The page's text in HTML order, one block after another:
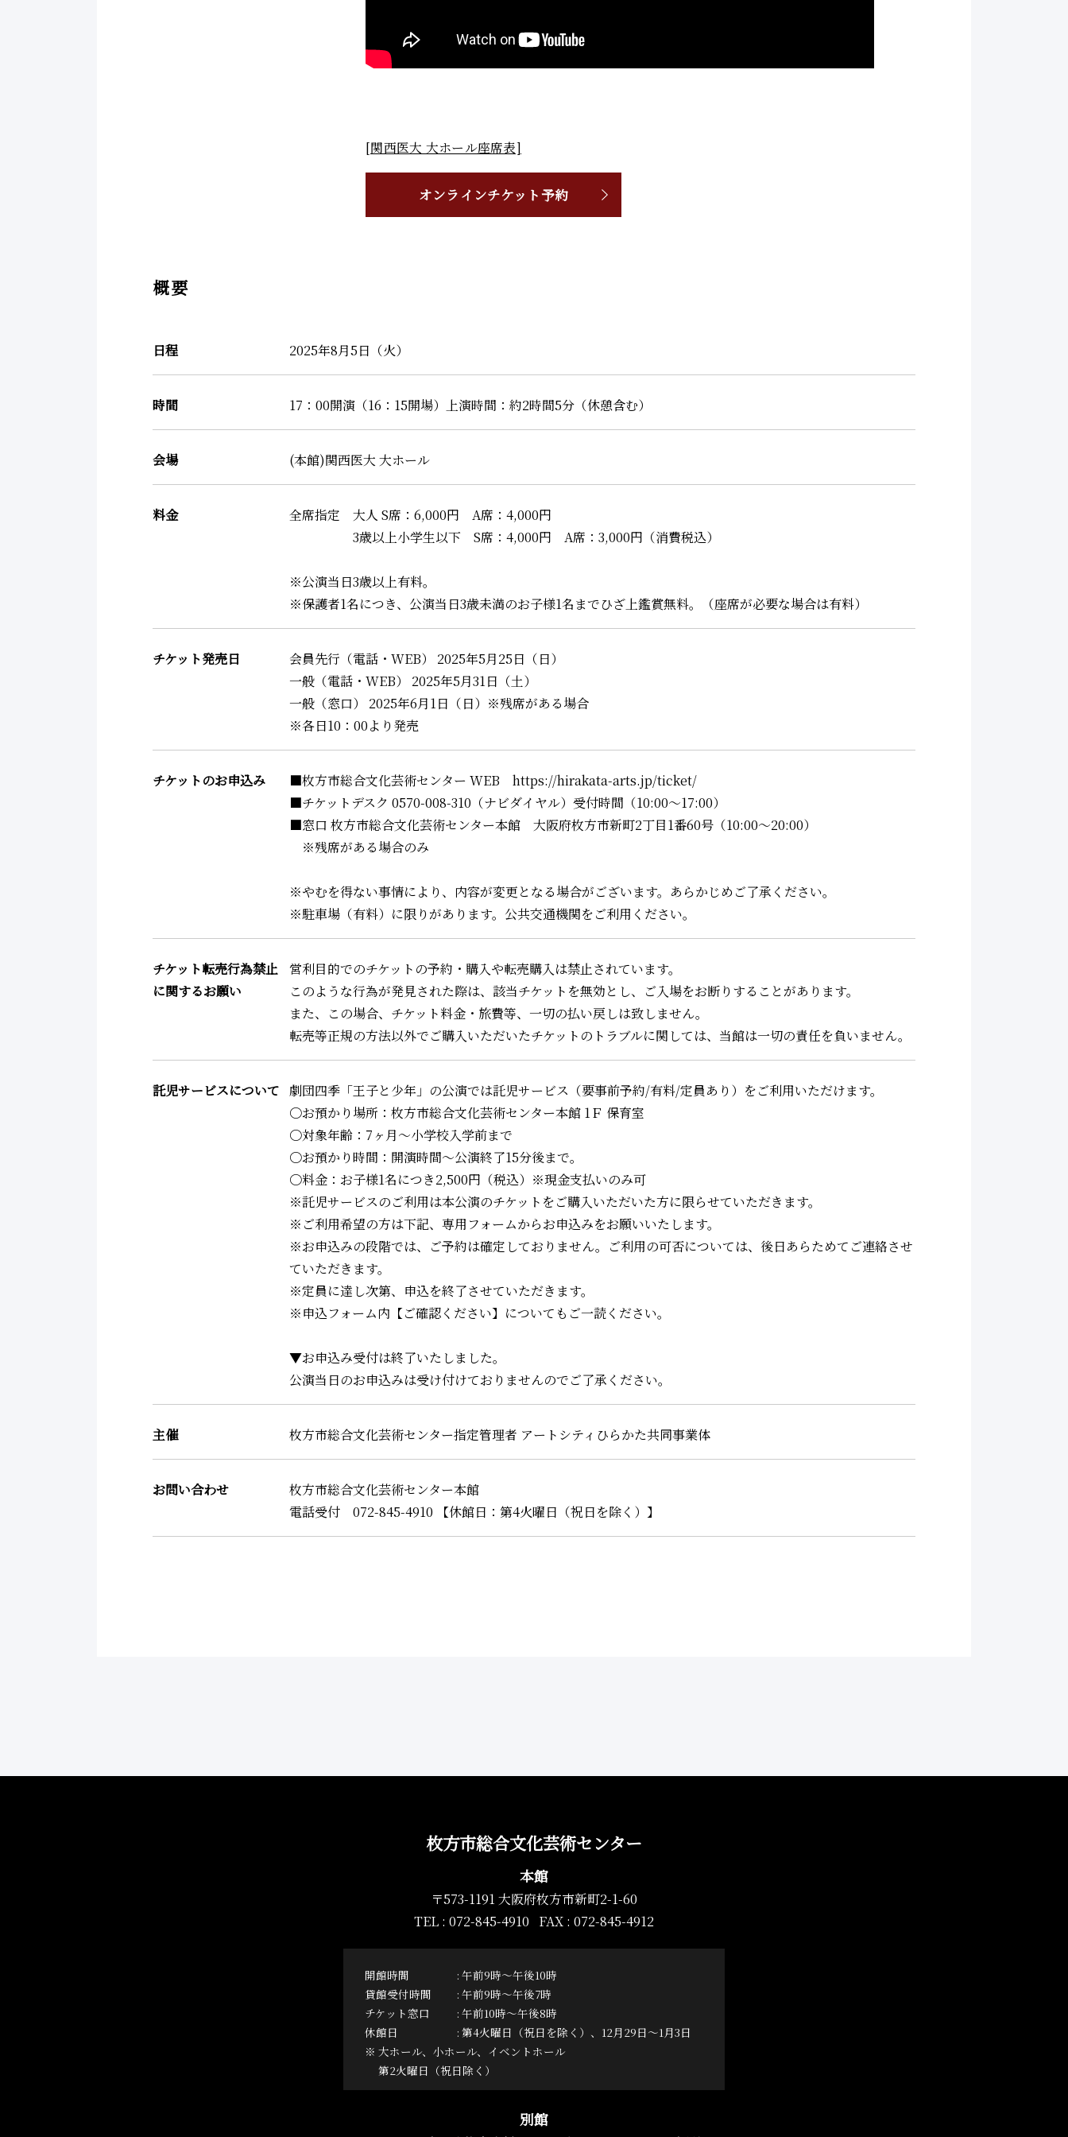
[関西医大 大ホール座席表]
オンラインチケット予約
概要
日程 2025年8月5日（火）
時間 17：00開演（16：15開場）上演時間：約2時間5分（休憩含む）
会場 (本館)関西医大 大ホール
料金
全席指定 大人 S席：6,000円 A席：4,000円
3歳以上小学生以下 S席：4,000円 A席：3,000円（消費税込）
※公演当日3歳以上有料。
※保護者1名につき、公演当日3歳未満のお子様1名までひざ上鑑賞無料。（座席が必要な場合は有料）
チケット発売日
会員先行（電話・WEB） 2025年5月25日（日）
一般（電話・WEB） 2025年5月31日（土）
一般（窓口） 2025年6月1日（日）※残席がある場合
※各日10：00より発売
チケットのお申込み
■枚方市総合文化芸術センター WEB https://hirakata-arts.jp/ticket/
■チケットデスク 0570-008-310（ナビダイヤル）受付時間（10:00～17:00）
■窓口 枚方市総合文化芸術センター本館 大阪府枚方市新町2丁目1番60号（10:00～20:00）
※残席がある場合のみ
※やむを得ない事情により、内容が変更となる場合がございます。あらかじめご了承ください。
※駐車場（有料）に限りがあります。公共交通機関をご利用ください。
チケット転売行為禁止
に関するお願い
営利目的でのチケットの予約・購入や転売購入は禁止されています。
このような行為が発見された際は、該当チケットを無効とし、ご入場をお断りすることがあります。
また、この場合、チケット料金・旅費等、一切の払い戻しは致しません。
転売等正規の方法以外でご購入いただいたチケットのトラブルに関しては、当館は一切の責任を負いません。
託児サービスについて 劇団四季「王子と少年」の公演では託児サービス（要事前予約/有料/定員あり）をご利用いただけます。
〇お預かり場所：枚方市総合文化芸術センター本館 1Ｆ 保育室
〇対象年齢：7ヶ月～小学校入学前まで
〇お預かり時間：開演時間～公演終了15分後まで。
〇料金：お子様1名につき2,500円（税込）※現金支払いのみ可
※託児サービスのご利用は本公演のチケットをご購入いただいた方に限らせていただきます。
※ご利用希望の方は下記、専用フォームからお申込みをお願いいたします。
※お申込みの段階では、ご予約は確定しておりません。ご利用の可否については、後日あらためてご連絡させ
ていただきます。
※定員に達し次第、申込を終了させていただきます。
※申込フォーム内【ご確認ください】についてもご一読ください。
▼お申込み受付は終了いたしました。
公演当日のお申込みは受け付けておりませんのでご了承ください。
主催 枚方市総合文化芸術センター指定管理者 アートシティひらかた共同事業体
お問い合わせ
枚方市総合文化芸術センター本館
電話受付 072-845-4910 【休館日：第4火曜日（祝日を除く）】
枚方市総合文化芸術センター
本館
〒573-1191 大阪府枚方市新町2-1-60
TEL : 072-845-4910 FAX : 072-845-4912
開館時間
午前9時～午後10時
貸館受付時間
午前9時～午後7時
チケット窓口
午前10時～午後8時
休館日
第4火曜日（祝日を除く）、12月29日～1月3日
※ 大ホール、小ホール、イベントホール
第2火曜日（祝日除く）
別館